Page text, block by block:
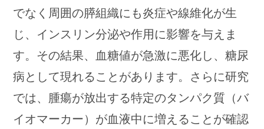
でなく周囲の膵組織にも炎症や線維化が生
じ、インスリン分泌や作用に影響を与えま
す。その結果、血糖値が急激に悪化し、糖尿
病として現れることがあります。さらに研究
では、腫瘍が放出する特定のタンパク質（バ
イオマーカー）が血液中に増えることが確認